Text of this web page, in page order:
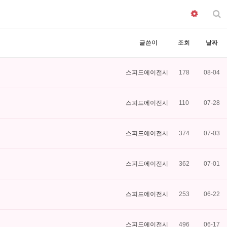
글쓴이 조회 날짜
스피드에이전시 178 08-04
스피드에이전시 110 07-28
스피드에이전시 374 07-03
스피드에이전시 362 07-01
스피드에이전시 253 06-22
스피드에이전시 496 06-17